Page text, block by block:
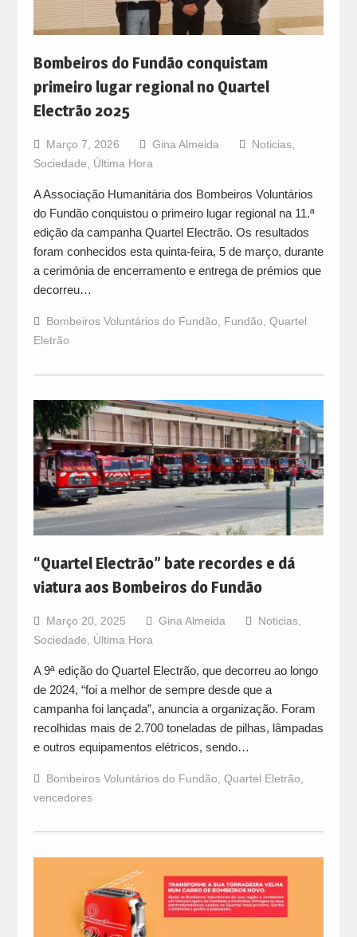
Bombeiros do Fundão conquistam
primeiro lugar regional no Quartel
Electrão 2025
Março 7, 2026 Gina Almeida Noticias,
Sociedade
Última Hora
A Associação Humanitária dos Bombeiros Voluntários
do Fundão conquistou o primeiro lugar regional na 11.ª
edição da campanha Quartel Electrão. Os resultados
foram conhecidos esta quinta-feira, 5 de março, durante
a cerimónia de encerramento e entrega de prémios que
decorreu…
Bombeiros Voluntários do Fundão Fundão Quartel
Eletrão
“Quartel Electrão” bate recordes e dá
viatura aos Bombeiros do Fundão
Março 20, 2025 Gina Almeida Noticias,
Sociedade
Última Hora
A 9ª edição do Quartel Electrão, que decorreu ao longo
de 2024, “foi a melhor de sempre desde que a
campanha foi lançada”, anuncia a organização. Foram
recolhidas mais de 2.700 toneladas de pilhas, lâmpadas
e outros equipamentos elétricos, sendo…
Bombeiros Voluntários do Fundão Quartel Eletrão
vencedores